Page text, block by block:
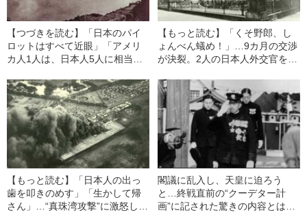
【つづきを読む】「日本のパイ
ロットはすべて近眼」「アメリ
カ人1人は、日本人5人に相当す
珠湾攻撃まで疑わなかった、信
じがたいデマ
【もっと読む】「くそ野郎、し
ょんべん蟻め！」…9カ月の交渉
が決裂。2人の日本人外交官を見
ー訛りで放った罵倒
【もっと読む】「日本人の出っ
歯を叩きのめす」「生かして帰
さん」…“真珠湾攻撃”に激怒した
閣議に乱入し、天皇に迫ろう
と…終戦直前の“クーデター計
画”に記された驚きの内容とは